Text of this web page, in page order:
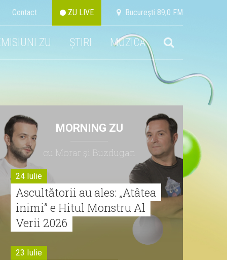
Contact ZU LIVE Bucureşti 89,0 FM
ZU ȘTIRI MUZICA
MORNING ZU
cu Morar şi Buzdugan
24 Iulie
Ascultătorii au ales: „Atâtea
inimi” e Hitul Monstru Al
Verii 2026
23 Iulie